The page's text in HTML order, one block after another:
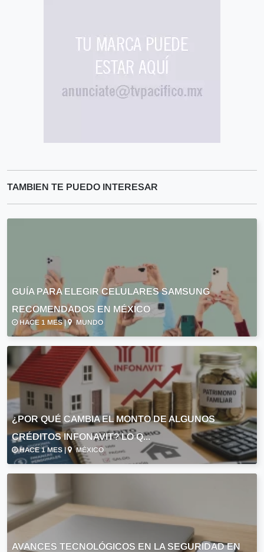
TAMBIEN TE PUEDO INTERESAR
GUÍA PARA ELEGIR CELULARES SAMSUNG
RECOMENDADOS EN MÉXICO
HACE 1 MES | MUNDO
¿POR QUÉ CAMBIA EL MONTO DE ALGUNOS
CRÉDITOS INFONAVIT? LO Q...
HACE 1 MES | MÉXICO
AVANCES TECNOLÓGICOS EN LA SEGURIDAD EN